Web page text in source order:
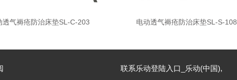
透气褥疮防治床垫SL-C-203 电动透气褥疮防治床垫SL-S-108
联系乐动登陆入口_乐动(中国),